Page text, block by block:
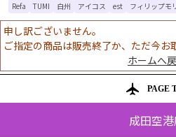
Refa TUMI 白州 アイコス est フィリップモ
申し訳ございません。
ご指定の商品は販売終了か、ただ今お
ホームへ
PAGE
成田空